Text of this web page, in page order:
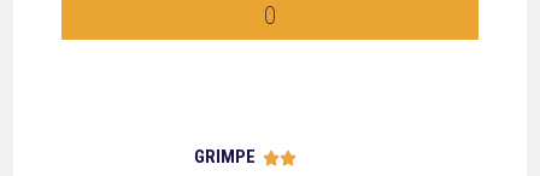
0
GRIMPE 